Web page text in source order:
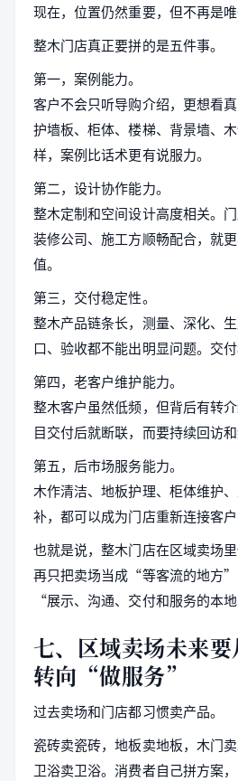
现在，位置仍然重要，但不再是唯
整木门店真正要拼的是五件事。
第一，案例能力。
客户不会只听导购介绍，更想看真
护墙板、柜体、楼梯、背景墙、
样，案例比话术更有说服力。
第二，设计协作能力。
整木定制和空间设计高度相关。门
装修公司、施工方顺畅配合，就
值。
第三，交付稳定性。
整木产品链条长，测量、深化、
口、验收都不能出明显问题。交付
第四，老客户维护能力。
整木客户虽然低频，但背后有转
目交付后就断联，而要持续回访和
第五，后市场服务能力。
木作清洁、地板护理、柜体维护
补，都可以成为门店重新连接客户
也就是说，整木门店在区域卖场
再只把卖场当成“等客流的地方
“展示、沟通、交付和服务的本
七、区域卖场未来
转向“做服务”
过去卖场和门店都习惯卖产品。
瓷砖卖瓷砖，地板卖地板，木门卖
卫浴卖卫浴。消费者自己拼方案